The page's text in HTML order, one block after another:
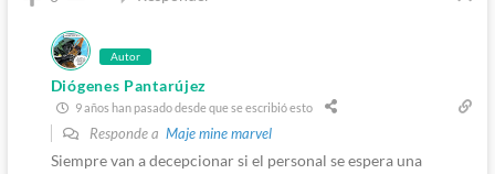
Autor
Diógenes Pantarújez
9 años han pasado desde que se escribió esto
Responde a Maje mine marvel
Siempre van a decepcionar si el personal se espera una